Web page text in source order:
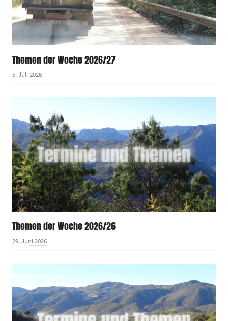
Themen der Woche 2026/27
5. Juli 2026
Themen der Woche 2026/26
29. Juni 2026